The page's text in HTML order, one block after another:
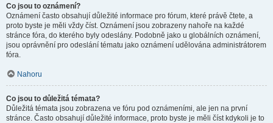
Co jsou to oznámení?
Oznámení často obsahují důležité informace pro fórum, které právě čtete, a
proto byste je měli vždy číst. Oznámení jsou zobrazeny nahoře na každé
stránce fóra, do kterého byly odeslány. Podobně jako u globálních oznámení,
jsou oprávnění pro odeslání tématu jako oznámení udělována administrátorem
fóra.
Nahoru
Co jsou to důležitá témata?
Důležitá témata jsou zobrazena ve fóru pod oznámeními, ale jen na první
stránce. Často obsahují důležité informace, proto byste je měli číst kdykoli je to